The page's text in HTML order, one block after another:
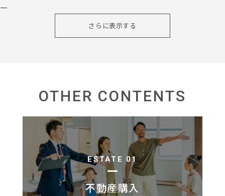
—
さらに表示する
OTHER CONTENTS
ESTATE 01
不動産購入